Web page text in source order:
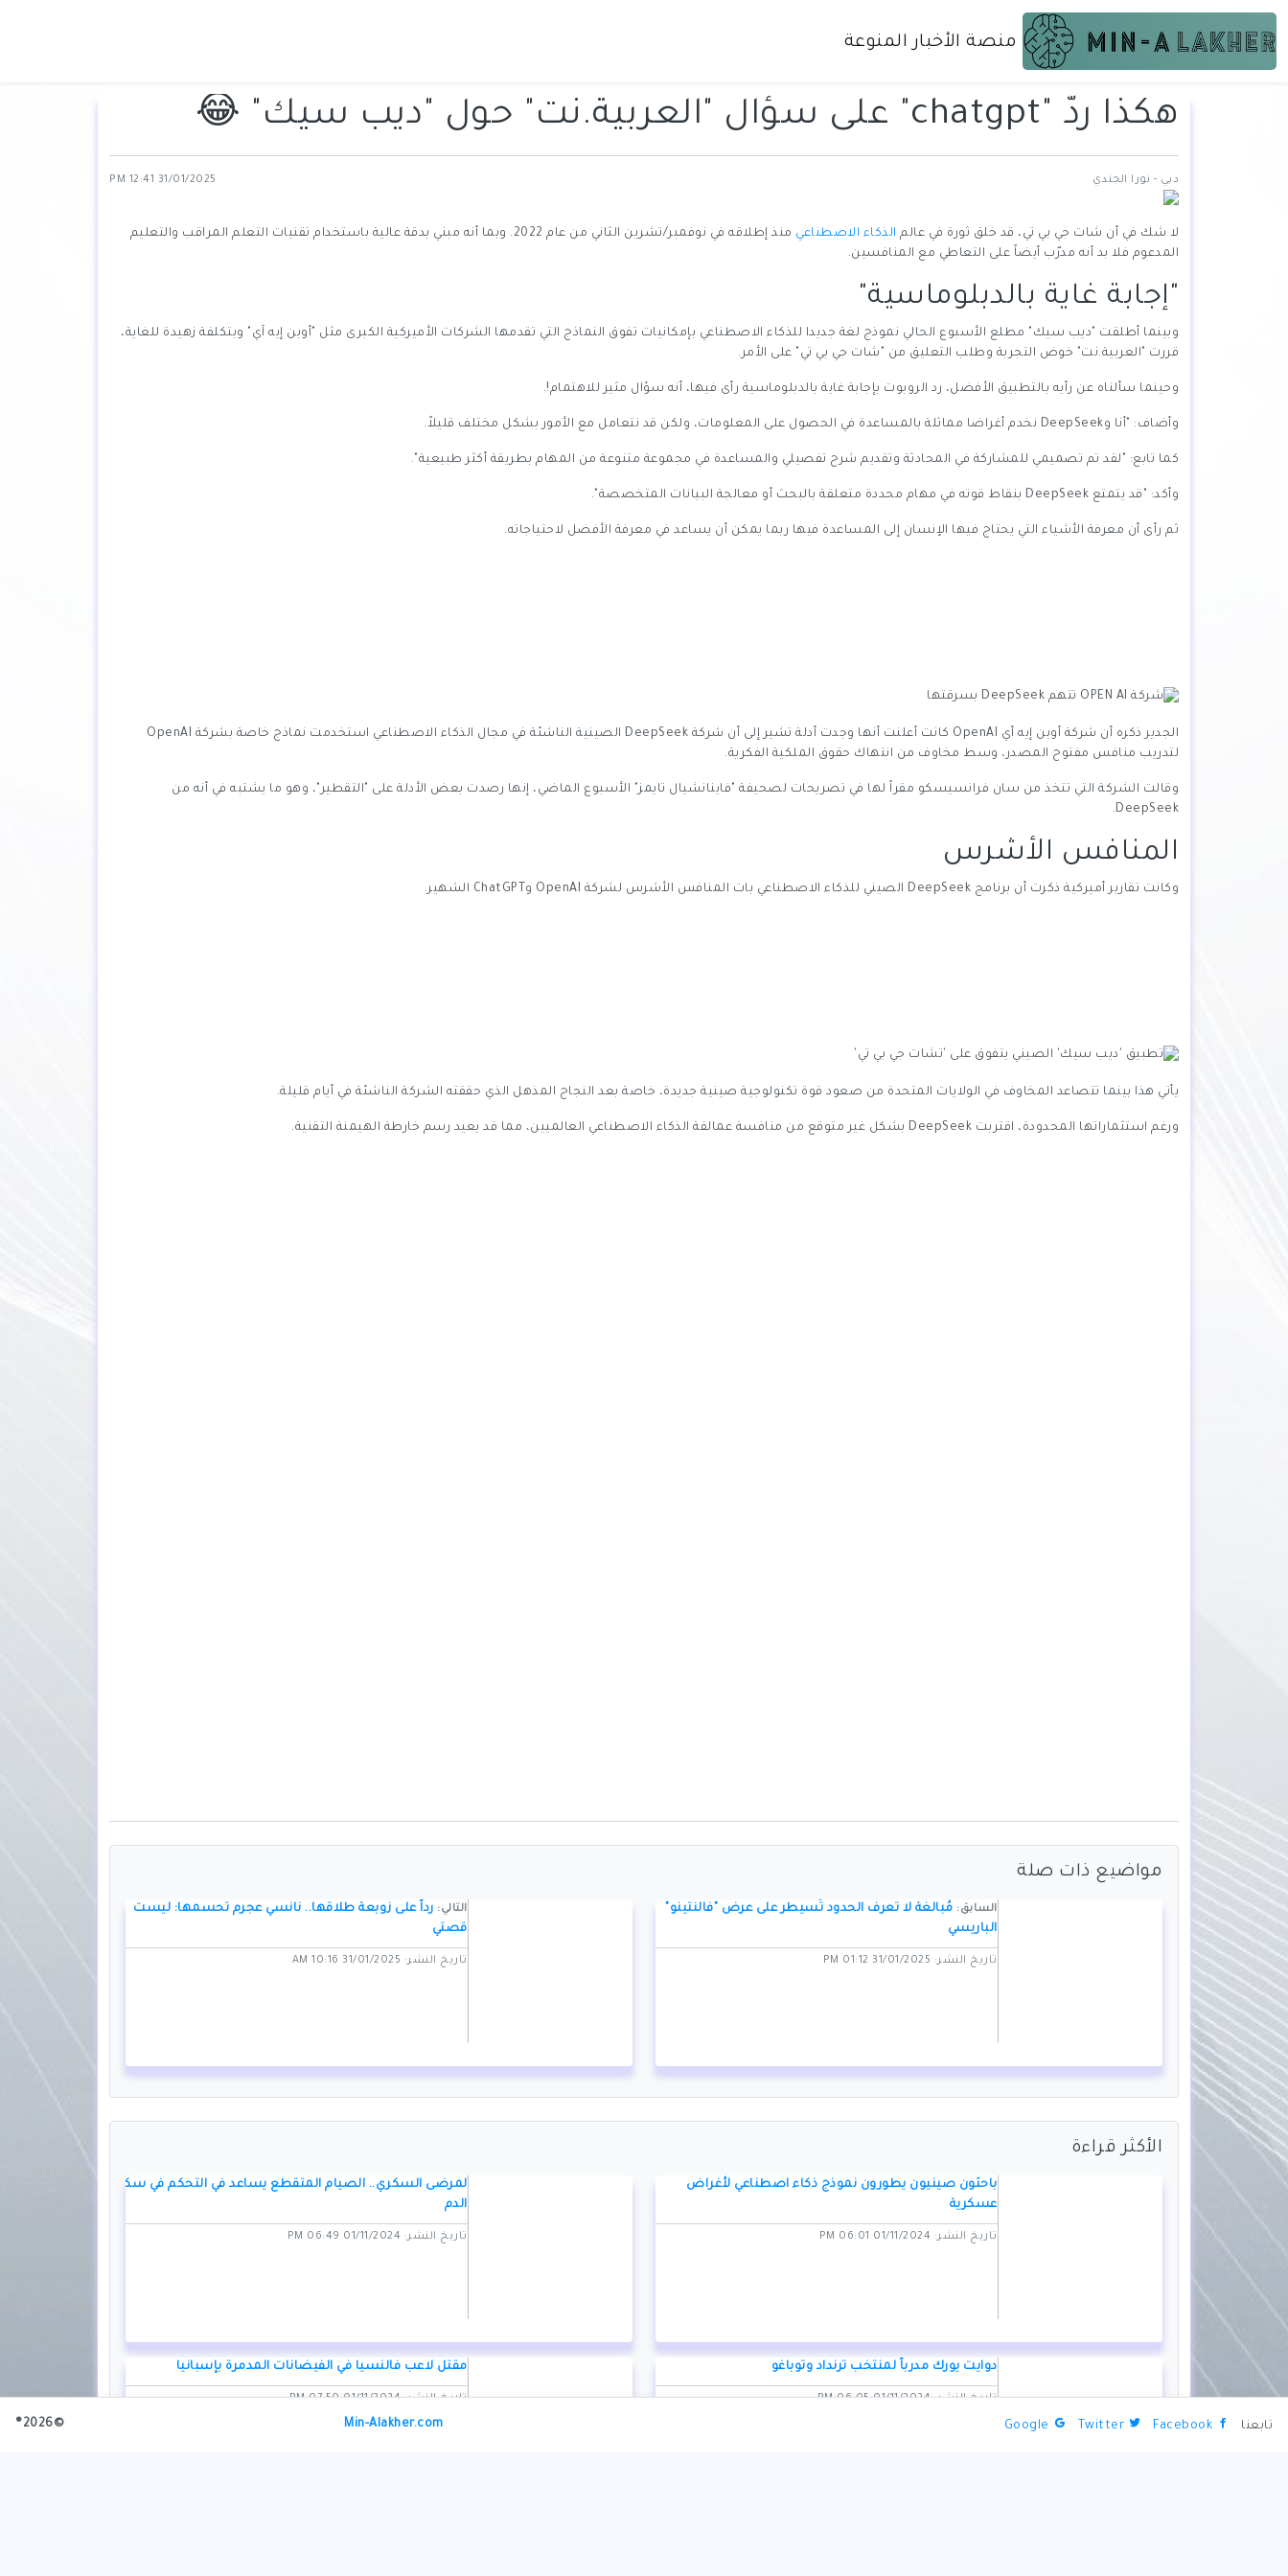
منصة الأخبار المنوعة
هكذا ردّ "chatgpt" على سؤال "العربية.نت" حول "ديب سيك" 😂
دبي - نورا الجندي 31/01/2025 12:41 PM
لا شك في أن شات جي بي تي، قد خلق ثورة في عالم الذكاء الاصطناعي
منذ إطلاقه في نوفمبر/تشرين الثاني من عام 2022. وبما أنه مبني بدقة عالية باستخدام تقنيات التعلم المراقب والتعليم
المدعوم فلا بد أنه مدرّب أيضاً على التعاطي مع المنافسين.
"إجابة غاية بالدبلوماسية"
وبينما أطلقت "ديب سيك" مطلع الأسبوع الحالي نموذج لغة جديدا للذكاء الاصطناعي بإمكانيات تفوق النماذج التي تقدمها الشركات الأميركية الكبرى مثل "أوبن إيه آي" وبتكلفة زهيدة للغاية،
قررت "العربية.نت" خوض التجربة وطلب التعليق من "شات جي بي تي" على الأمر.
وحينما سألناه عن رأيه بالتطبيق الأفضل، رد الروبوت بإجابة غاية بالدبلوماسية رأى فيها، أنه سؤال مثير للاهتمام!.
وأضاف: "أنا وDeepSeek نخدم أغراضا مماثلة بالمساعدة في الحصول على المعلومات، ولكن قد نتعامل مع الأمور بشكل مختلف قليلاً.
كما تابع: "لقد تم تصميمي للمشاركة في المحادثة وتقديم شرح تفصيلي والمساعدة في مجموعة متنوعة من المهام بطريقة أكثر طبيعية".
وأكد: "قد يتمتع DeepSeek بنقاط قوته في مهام محددة متعلقة بالبحث أو معالجة البيانات المتخصصة".
ثم رأى أن معرفة الأشياء التي يحتاج فيها الإنسان إلى المساعدة فيها ربما يمكن أن يساعد في معرفة الأفضل لاحتياجاته.
الجدير ذكره أن شركة أوبن إيه أي OpenAI كانت أعلنت أنها وجدت أدلة تشير إلى أن شركة DeepSeek الصينية الناشئة في مجال الذكاء الاصطناعي استخدمت نماذج خاصة بشركة OpenAI
لتدريب منافس مفتوح المصدر، وسط مخاوف من انتهاك حقوق الملكية الفكرية.
وقالت الشركة التي تتخذ من سان فرانسيسكو مقراً لها في تصريحات لصحيفة "فاينانشيال تايمز" الأسبوع الماضي، إنها رصدت بعض الأدلة على "التقطير"، وهو ما يشتبه في أنه من
DeepSeek.
المنافس الأشرس
وكانت تقارير أميركية ذكرت أن برنامج DeepSeek الصيني للذكاء الاصطناعي بات المنافس الأشرس لشركة OpenAI وChatGPT الشهير.
يأتي هذا بينما تتصاعد المخاوف في الولايات المتحدة من صعود قوة تكنولوجية صينية جديدة، خاصة بعد النجاح المذهل الذي حققته الشركة الناشئة في أيام قليلة.
ورغم استثماراتها المحدودة، اقتربت DeepSeek بشكل غير متوقع من منافسة عمالقة الذكاء الاصطناعي العالميين، مما قد يعيد رسم خارطة الهيمنة التقنية.
مواضيع ذات صلة
السابق: مُبالغة لا تعرف الحدود تُسيطر على عرض "فالنتينو"
الباريسي
تاريخ النشر: 31/01/2025 01:12 PM
التالي: رداً على زوبعة طلاقها.. نانسي عجرم تحسمها: ليست
قصتي
تاريخ النشر: 31/01/2025 10:16 AM
الأكثر قراءة
باحثون صينيون يطورون نموذج ذكاء اصطناعي لأغراض
عسكرية
تاريخ النشر: 01/11/2024 06:01 PM
لمرضى السكري.. الصيام المتقطع يساعد في التحكم في سكر
الدم
تاريخ النشر: 01/11/2024 06:49 PM
دوايت يورك مدرباً لمنتخب ترنداد وتوباغو
تاريخ النشر: 01/11/2024 06:05 PM
مقتل لاعب فالنسيا في الفيضانات المدمرة بإسبانيا
تاريخ النشر: 01/11/2024 07:50 PM
تابعنا Facebook
Twitter
Google
Min-Alakher.com
©2026®